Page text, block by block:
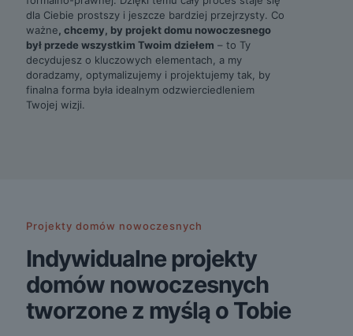
dla Ciebie prostszy i jeszcze bardziej przejrzysty. Co
ważne , chcemy, by projekt domu nowoczesnego
był przede wszystkim Twoim dziełem – to Ty
decydujesz o kluczowych elementach, a my
doradzamy, optymalizujemy i projektujemy tak, by
finalna forma była idealnym odzwierciedleniem
Twojej wizji.
Projekty domów nowoczesnych
Indywidualne projekty
domów nowoczesnych
tworzone z myślą o Tobie